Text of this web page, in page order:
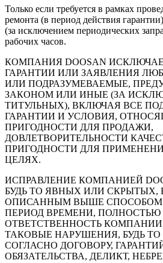
Только если требуется в рамках
ремонта (в период действия
(за исключением периодических
рабочих часов.
КОМПАНИЯ DOOSAN
ГАРАНТИИ ИЛИ ЗАЯВЛЕНИЯ
ИЛИ ПОДРАЗУМЕВАЕМЫЕ,
ЗАКОНОМ ИЛИ ИНЫЕ (ЗА
ТИТУЛЬНЫХ), ВКЛЮЧАЯ ВСЕ
ГАРАНТИИ И УСЛОВИЯ,
ПРИГОДНОСТИ ДЛЯ ПРОДАЖИ,
ДОВЛЕТВОРИТЕЛЬНОСТИ
ПРИГОДНОСТИ ДЛЯ
ЦЕЛЯХ.
ИСПРАВЛЕНИЕ КОМПАНИЕЙ
БУДЬ ТО ЯВНЫХ ИЛИ
ОПИСАННЫМ ВЫШЕ
ПЕРИОД ВРЕМЕНИ, ПОЛНОСТЬЮ
ОТВЕТСТВЕННОСТЬ КОМПАНИИ
ТАКОВЫЕ НАРУШЕНИЯ, БУДЬ
СОГЛАСНО ДОГОВОРУ,
ОБЯЗАТЕЛЬСТВА, ДЕЛИКТ,